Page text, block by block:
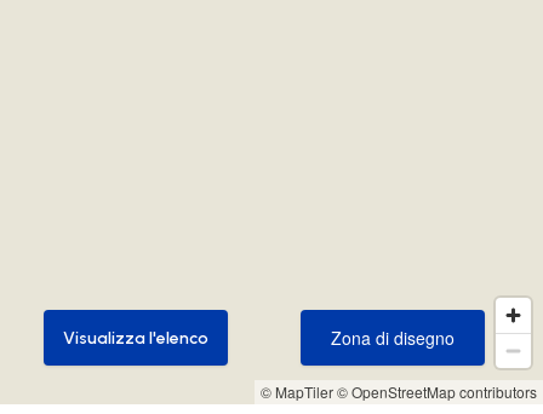
© MapTiler© OpenStreetMap contributors
Zona di disegno
Zona di disegno
Visualizza l'elenco
Visualizza l'elenco